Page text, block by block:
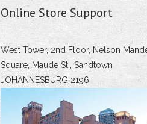
Online Store Support
West Tower, 2nd Floor, Nelson
Square, Maude St., Sandtown
JOHANNESBURG 2196